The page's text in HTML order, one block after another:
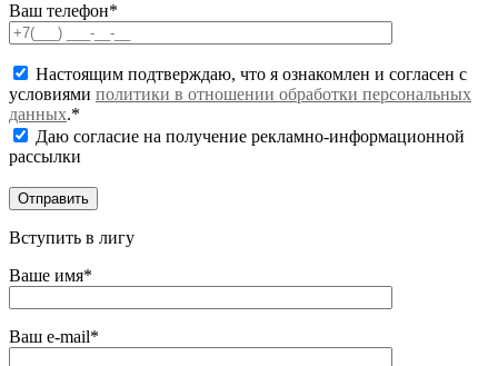
Ваш телефон*
Настоящим подтверждаю, что я ознакомлен и согласен с
условиями политики в отношении обработки персональных
данных.*
Даю согласие на получение рекламно-информационной
рассылки
Вступить в лигу
Ваше имя*
Ваш e-mail*